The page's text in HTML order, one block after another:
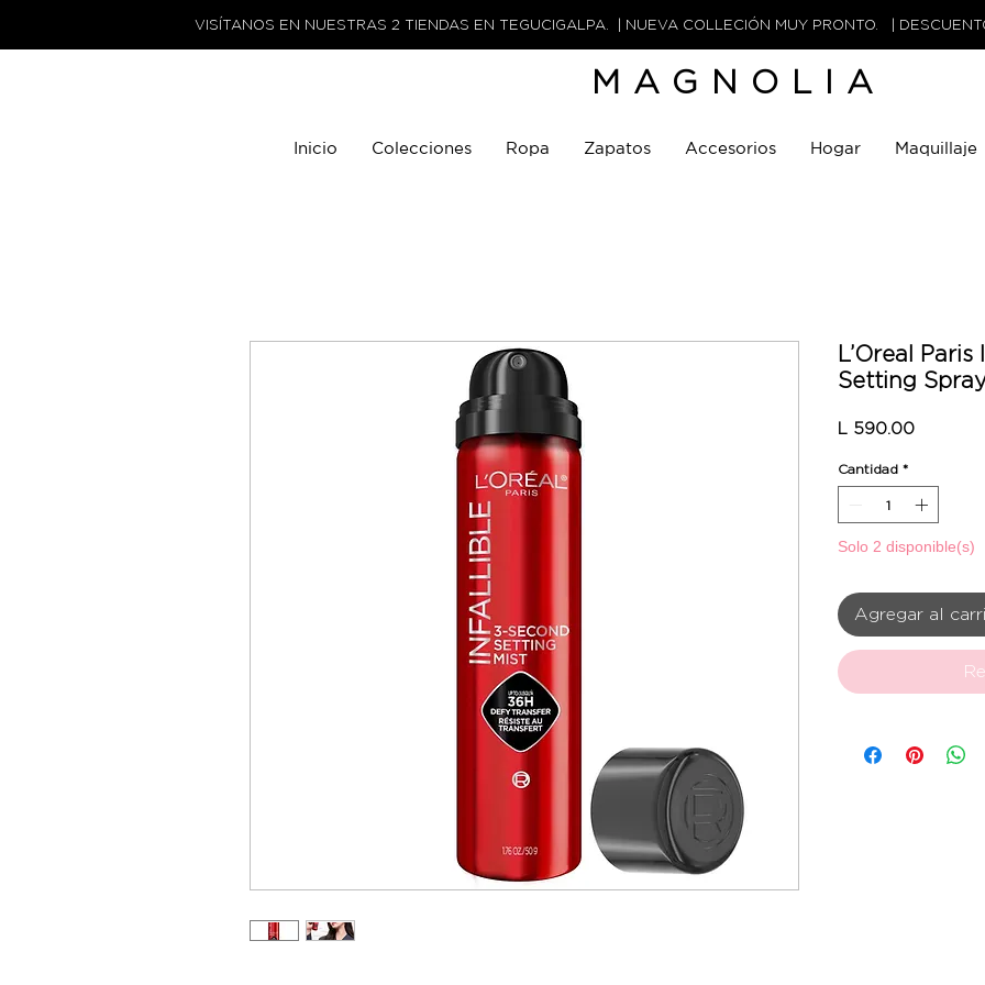
VISÍTANOS EN NUESTRAS 2 TIENDAS EN TEGUCIGALPA. | NUEVA COLLECIÓN MUY PRONTO. |
MAGNOLIA
Inicio Colecciones Ropa Zapatos Accesorios Hogar Maquillaje
L’Oreal
Setting
L 590.00Precio
Cantidad *
Solo 2 disponible(s)
Agregar al